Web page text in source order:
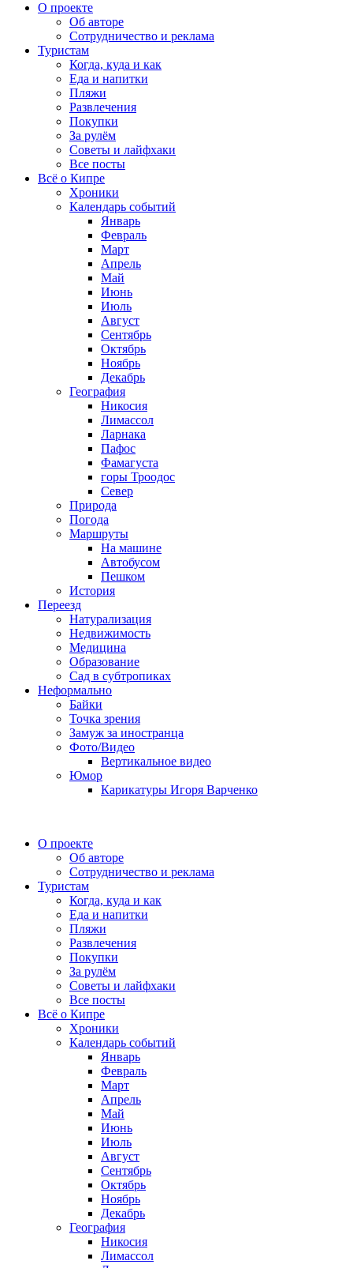
О проекте
Об авторе
Сотрудничество и реклама
Туристам
Когда, куда и как
Еда и напитки
Пляжи
Развлечения
Покупки
За рулём
Советы и лайфхаки
Все посты
Всё о Кипре
Хроники
Календарь событий
Январь
Февраль
Март
Апрель
Май
Июнь
Июль
Август
Сентябрь
Октябрь
Ноябрь
Декабрь
География
Никосия
Лимассол
Ларнака
Пафос
Фамагуста
горы Троодос
Север
Природа
Погода
Маршруты
На машине
Автобусом
Пешком
История
Переезд
Натурализация
Недвижимость
Медицина
Образование
Сад в субтропиках
Неформально
Байки
Точка зрения
Замуж за иностранца
Фото/Видео
Вертикальное видео
Юмор
Карикатуры Игоря Варченко
О проекте
Об авторе
Сотрудничество и реклама
Туристам
Когда, куда и как
Еда и напитки
Пляжи
Развлечения
Покупки
За рулём
Советы и лайфхаки
Все посты
Всё о Кипре
Хроники
Календарь событий
Январь
Февраль
Март
Апрель
Май
Июнь
Июль
Август
Сентябрь
Октябрь
Ноябрь
Декабрь
География
Никосия
Лимассол